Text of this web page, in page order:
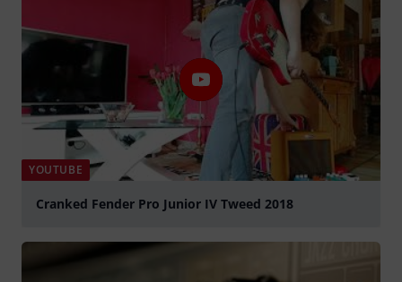
YOUTUBE
Cranked Fender Pro Junior IV Tweed 2018